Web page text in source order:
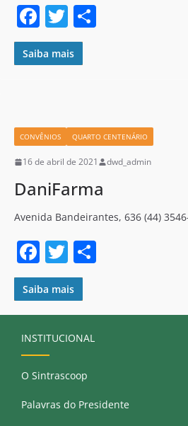
F
a
c
o
o
k
T
w
itt
Saiba mais
CONVÊNIOS QUARTO CENTENÁRIO
16 de abril de 2021 dwd_admin
DaniFarma
Avenida Bandeirantes, 636 (44)
F
a
c
e
b
o
o
k
T
w
itt
er e
Saiba mais
INSTITUCIONAL
O Sintrascoop
Palavras do Presidente